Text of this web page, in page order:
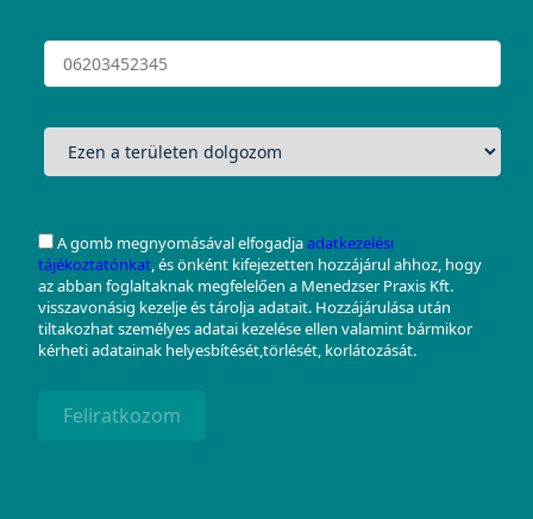
A gomb megnyomásával elfogadjaadatkezelési
tájékoztatónkat, és önként kifejezetten hozzájárul ahhoz, hogy
az abban foglaltaknak megfelelően a Menedzser Praxis Kft.
visszavonásig kezelje és tárolja adatait. Hozzájárulása után
tiltakozhat személyes adatai kezelése ellen valamint bármikor
kérheti adatainak helyesbítését,törlését, korlátozását.
Feliratkozom